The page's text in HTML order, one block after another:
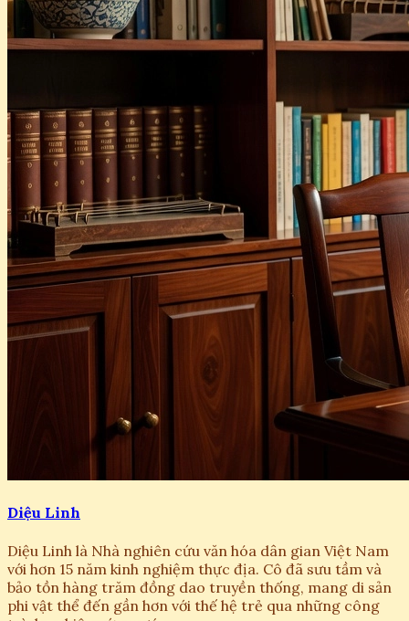
Diệu Linh
Diệu Linh là Nhà nghiên cứu văn hóa dân gian Việt Nam
với hơn 15 năm kinh nghiệm thực địa. Cô đã sưu tầm và
bảo tồn hàng trăm đồng dao truyền thống, mang di sản
phi vật thể đến gần hơn với thế hệ trẻ qua những công